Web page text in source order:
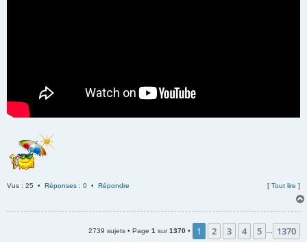
Vus : 25 • Réponses : 0 • Répondre [ Tout lire ]
2739 sujets • Page 1 sur1370 • 1 2 3 4 5 1370